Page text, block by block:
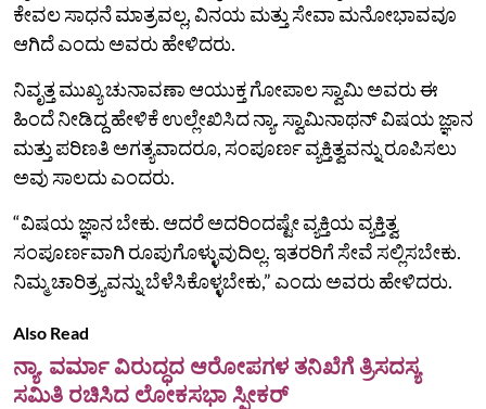
ಕೇವಲ ಸಾಧನೆ ಮಾತ್ರವಲ್ಲ, ವಿನಯ ಮತ್ತು ಸೇವಾ ಮನೋಭಾವವೂ
ಆಗಿದೆ ಎಂದು ಅವರು ಹೇಳಿದರು.
ನಿವೃತ್ತ ಮುಖ್ಯ ಚುನಾವಣಾ ಆಯುಕ್ತ ಗೋಪಾಲ ಸ್ವಾಮಿ ಅವರು ಈ
ಹಿಂದೆ ನೀಡಿದ್ದ ಹೇಳಿಕೆ ಉಲ್ಲೇಖಿಸಿದ ನ್ಯಾ. ಸ್ವಾಮಿನಾಥನ್‌ ವಿಷಯ ಜ್ಞಾನ
ಮತ್ತು ಪರಿಣತಿ ಅಗತ್ಯವಾದರೂ, ಸಂಪೂರ್ಣ ವ್ಯಕ್ತಿತ್ವವನ್ನು ರೂಪಿಸಲು
ಅವು ಸಾಲದು ಎಂದರು.
“ವಿಷಯ ಜ್ಞಾನ ಬೇಕು. ಆದರೆ ಅದರಿಂದಷ್ಟೇ ವ್ಯಕ್ತಿಯ ವ್ಯಕ್ತಿತ್ವ
ಸಂಪೂರ್ಣವಾಗಿ ರೂಪುಗೊಳ್ಳುವುದಿಲ್ಲ. ಇತರರಿಗೆ ಸೇವೆ ಸಲ್ಲಿಸಬೇಕು.
ನಿಮ್ಮ ಚಾರಿತ್ರ್ಯವನ್ನು ಬೆಳೆಸಿಕೊಳ್ಳಬೇಕು,” ಎಂದು ಅವರು ಹೇಳಿದರು.
Also Read
ನ್ಯಾ. ವರ್ಮಾ ವಿರುದ್ಧದ ಆರೋಪಗಳ ತನಿಖೆಗೆ ತ್ರಿಸದಸ್ಯ
ಸಮಿತಿ ರಚಿಸಿದ ಲೋಕಸಭಾ ಸ್ಪೀಕರ್